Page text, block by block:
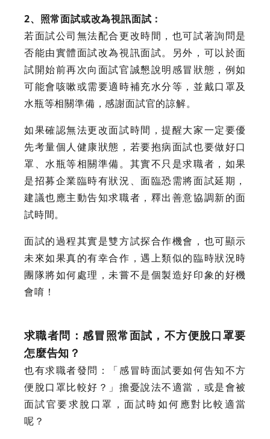
2、照常面試或改為視訊面試：
若面試公司無法配合更改時間，也可試著詢問是
否能由實體面試改為視訊面試。另外，可以於面
試開始前再次向面試官誠懇說明感冒狀態，例如
可能會咳嗽或需要適時補充水分等，並戴口罩及
水瓶等相關準備，感謝面試官的諒解。
如果確認無法更改面試時間，提醒大家一定要優
先考量個人健康狀態，若要抱病面試也要做好口
罩、水瓶等相關準備。其實不只是求職者，如果
是招募企業臨時有狀況、面臨恐需將面試延期，
建議也應主動告知求職者，釋出善意協調新的面
試時間。
面試的過程其實是雙方試探合作機會，也可顯示
未來如果真的有幸合作，遇上類似的臨時狀況時
團隊將如何處理，未嘗不是個製造好印象的好機
會唷！
求職者問：感冒照常面試，不方便脫口罩要
怎麼告知？
也有求職者發問：「感冒時面試要如何告知不方
便脫口罩比較好？」擔憂說法不適當，或是會被
面試官要求脫口罩，面試時如何應對比較適當
呢？